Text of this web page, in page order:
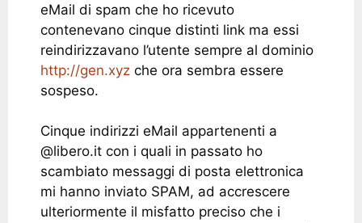
eMail di spam che ho ricevuto
contenevano cinque distinti link ma essi
reindirizzavano l’utente sempre al dominio
http://gen.xyz che ora sembra essere
sospeso.
Cinque indirizzi eMail appartenenti a
@libero.it con i quali in passato ho
scambiato messaggi di posta elettronica
mi hanno inviato SPAM, ad accrescere
ulteriormente il misfatto preciso che i